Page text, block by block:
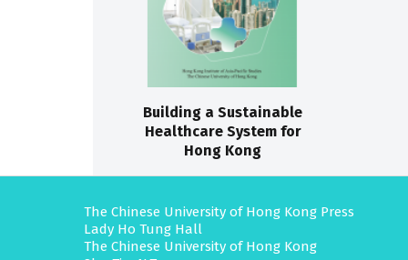
Building a Sustainable
Healthcare System for
Hong Kong
The Chinese University of Hong Kong Press
Lady Ho Tung Hall
The Chinese University of Hong Kong